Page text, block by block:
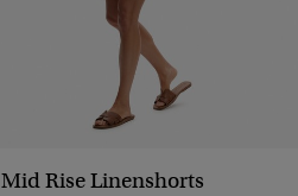
Mid Rise Linenshorts